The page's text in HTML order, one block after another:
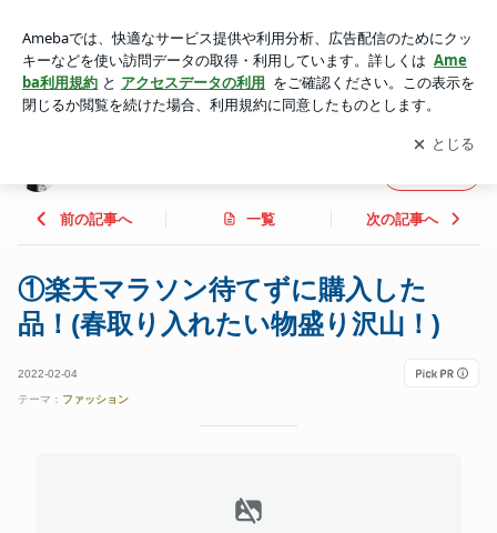
沢山！) | *** あやのハピログ ***
アプリをダウンロードして ブログの更新通知
を受け取りまし
ょう。
開く
前の記事へ 一覧 次の記事へ
①楽天マラソン待てずに購入した
品！(春取り入れたい物盛り沢山！)
2022-02-04
テーマ： ファッション